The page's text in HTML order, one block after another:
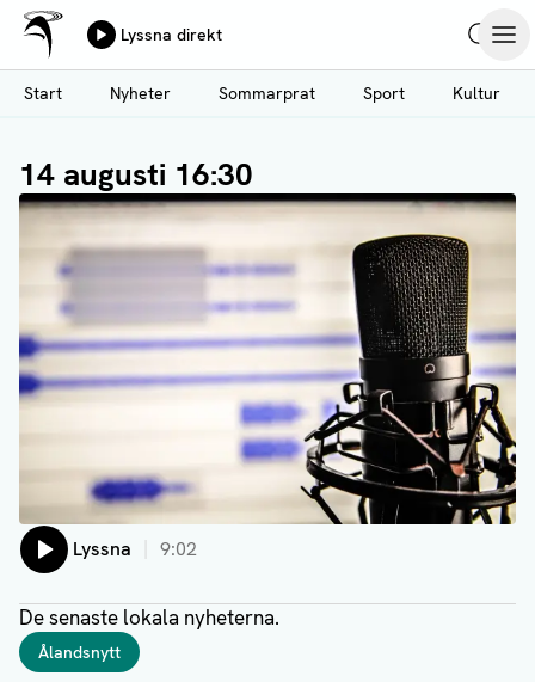
Hoppa
till
huvudinnehåll
Ålands Radio & TV
Lyssna direkt
Start
Nyheter Sommarprat Sport Kultur
14 augusti 16:30
Lyssna 9:02
De senaste lokala nyheterna.
Taggar
Ålandsnytt